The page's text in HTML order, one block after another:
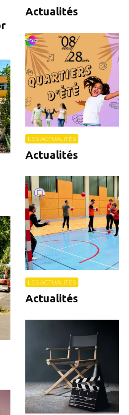
Actualités
LES ACTUALITÉS
Actualités
LES ACTUALITÉS
Actualités